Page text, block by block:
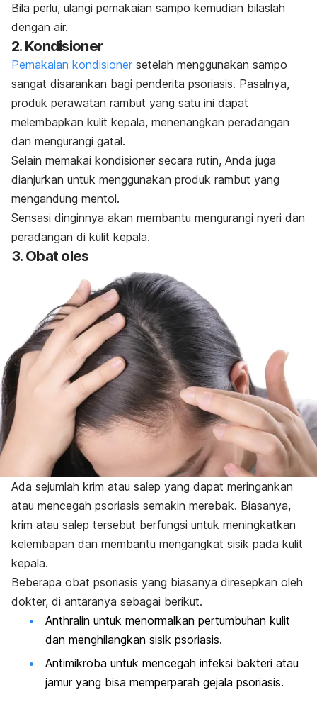
Bila perlu, ulangi pemakaian sampo kemudian bilaslah
dengan air.
2. Kondisioner
Pemakaian kondisioner setelah menggunakan sampo
sangat disarankan bagi penderita psoriasis. Pasalnya,
produk perawatan rambut yang satu ini dapat
melembapkan kulit kepala, menenangkan peradangan
dan mengurangi gatal.
Selain memakai kondisioner secara rutin, Anda juga
dianjurkan untuk menggunakan produk rambut yang
mengandung mentol.
Sensasi dinginnya akan membantu mengurangi nyeri dan
peradangan di kulit kepala.
3. Obat oles
Ada sejumlah krim atau salep yang dapat meringankan
atau mencegah psoriasis semakin merebak. Biasanya,
krim atau salep tersebut berfungsi untuk meningkatkan
kelembapan dan membantu mengangkat sisik pada kulit
kepala.
Beberapa obat psoriasis yang biasanya diresepkan oleh
dokter, di antaranya sebagai berikut.
Anthralin untuk menormalkan pertumbuhan kulit
dan menghilangkan sisik psoriasis.
Antimikroba untuk mencegah infeksi bakteri atau
jamur yang bisa memperparah gejala psoriasis.